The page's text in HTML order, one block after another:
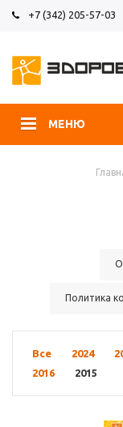
+7 (342) 205-57-03
МЕНЮ
О
Политика
Все 2024
2016
2015